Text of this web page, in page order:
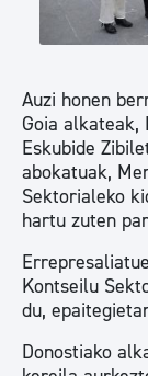
Auzi honen
Goia alkateak,
Eskubide
abokatuak,
Sektorialeko
hartu zuten
Kontseilu
du,
Donostiako